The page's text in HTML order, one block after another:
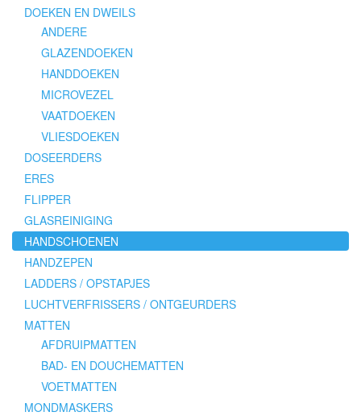
DOEKEN EN DWEILS
ANDERE
GLAZENDOEKEN
HANDDOEKEN
MICROVEZEL
VAATDOEKEN
VLIESDOEKEN
DOSEERDERS
ERES
FLIPPER
GLASREINIGING
HANDSCHOENEN
HANDZEPEN
LADDERS / OPSTAPJES
LUCHTVERFRISSERS / ONTGEURDERS
MATTEN
AFDRUIPMATTEN
BAD- EN DOUCHEMATTEN
VOETMATTEN
MONDMASKERS